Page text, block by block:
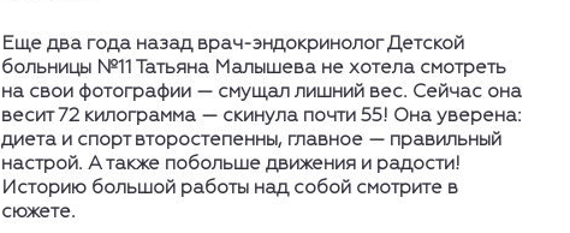
Еще два года назад врач-эндокринолог Детской
больницы №11 Татьяна Малышева не хотела смотреть
на свои фотографии — смущал лишний вес. Сейчас она
весит 72 килограмма — скинула почти 55! Она уверена:
диета и спорт второстепенны, главное — правильный
настрой. А также побольше движения и радости!
Историю большой работы над собой смотрите в
сюжете.